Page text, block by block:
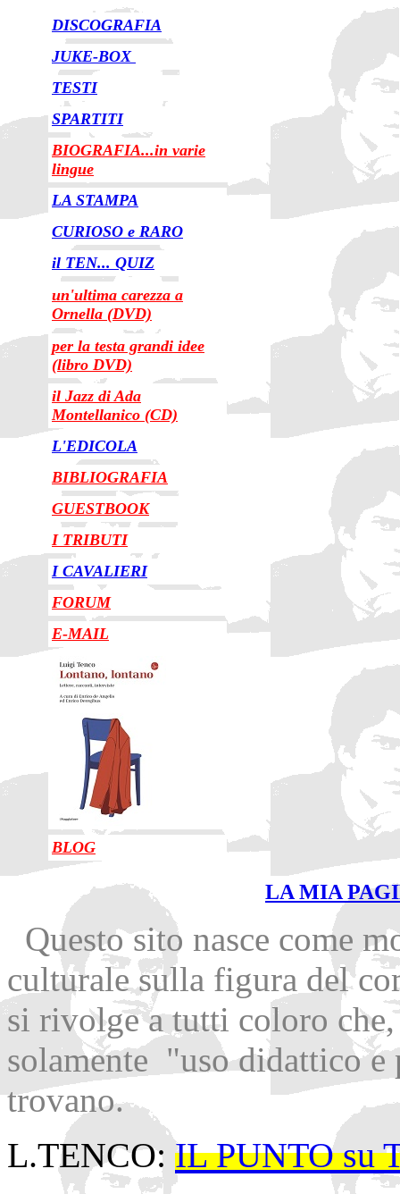
DISCOGRAFIA
JUKE-BOX
TESTI
SPARTITI
BIOGRAFIA...in varie
lingue
LA STAMPA
CURIOSO e RARO
il TEN... QUIZ
un'ultima carezza a
Ornella (DVD)
per la testa grandi idee
(libro DVD)
il Jazz di Ada
Montellanico (CD)
L'EDICOLA
BIBLIOGRAFIA
GUESTBOOK
I TRIBUTI
I CAVALIERI
FORUM
E-MAIL
BLOG
LA MIA
Questo sito nasce come
culturale sulla figura del
si rivolge a tutti coloro
solamente "uso didattico e
trovano.
L.TENCO: IL PUNTO su